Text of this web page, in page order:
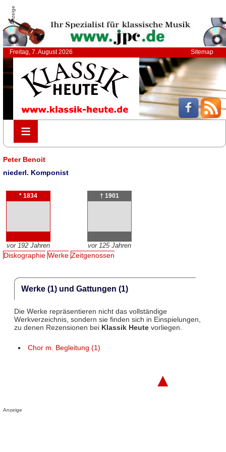
Anzeige
Freitag, 7. August 2026 Sitemap
≡
≡
Peter Benoit
niederl. Komponist
* 1834
vor 192 Jahren
† 1901
vor 125 Jahren
Diskographie Werke Zeitgenossen
Werke (1) und Gattungen (1)
Die Werke repräsentieren nicht das vollständige
Werkverzeichnis, sondern sie finden sich in Einspielungen,
zu denen Rezensionen bei Klassik Heutevorliegen.
Chor m. Begleitung (1)
▲
Anzeige